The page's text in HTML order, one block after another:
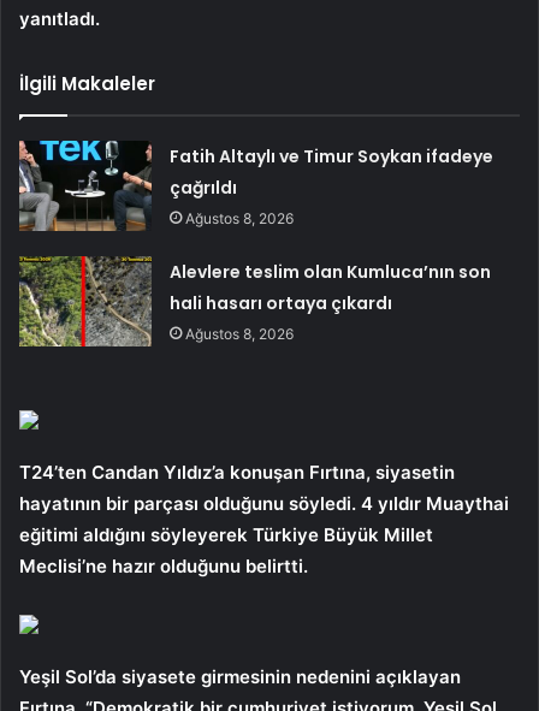
yanıtladı.
İlgili Makaleler
Fatih Altaylı ve Timur Soykan ifadeye
çağrıldı
Ağustos 8, 2026
Alevlere teslim olan Kumluca’nın son
hali hasarı ortaya çıkardı
Ağustos 8, 2026
T24’ten Candan Yıldız’a konuşan Fırtına, siyasetin
hayatının bir parçası olduğunu söyledi. 4 yıldır Muaythai
eğitimi aldığını söyleyerek Türkiye Büyük Millet
Meclisi’ne hazır olduğunu belirtti.
Yeşil Sol’da siyasete girmesinin nedenini açıklayan